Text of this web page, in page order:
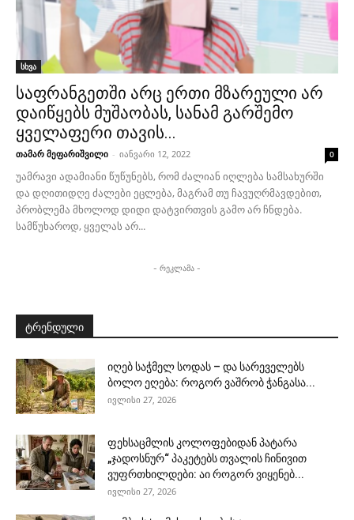
სხვა
საფრანგეთში არც ერთი მზარეული არ
დაიწყებს მუშაობას, სანამ გარშემო
ყველაფერი თავის...
თამარ მეფარიშვილი - იანვარი 12, 2022 0
უამრავი ადამიანი წუწუნებს, რომ ძალიან იღლება სამსახურში
და დღითიდღე ძალები ეცლება, მაგრამ თუ ჩავუღრმავდებით,
პრობლემა მხოლოდ დიდი დატვირთვის გამო არ ჩნდება.
სამწუხაროდ, ყველას არ...
- რეკლამა -
ტრენდული
იღებ საჭმელ სოდას – და სარეველებს
ბოლო ეღება: როგორ ვაშრობ ჭანგასა...
ივლისი 27, 2026
ფეხსაცმლის კოლოფებიდან პატარა
„ჯადოსნურ“ პაკეტებს თვალის ჩინივით
ვუფრთხილდები: აი როგორ ვიყენებ...
ივლისი 27, 2026